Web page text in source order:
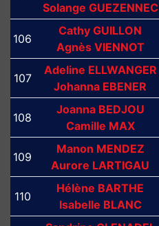
Solange GUEZENNEC
106
Cathy GUILLON
Agnès VIENNOT
107
Adeline ELLWANGER
Johanna EBENER
108
Joanna BEDJOU
Camille MAX
109
Manon MENDEZ
Aurore LARTIGAU
110
Hélène BARTHE
Isabelle BLANC